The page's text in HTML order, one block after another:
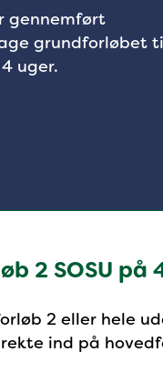
gennemført
grundforløbet
uger.
2 SOSU på
2 eller hele
ind på